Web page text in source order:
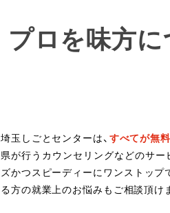
プロを味方に
埼玉しごとセンターは、 すべてが無
県が行うカウンセリングなどのサ
ズかつスピーディーにワンストップ
る方の就業上のお悩みもご相談頂け